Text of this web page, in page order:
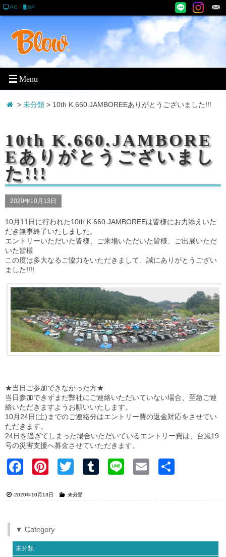
PC SP
> 未分類> 10th K.660.JAMBOREEありがとうございました!!!
10th K.660.JAMBORE
Eありがとうございまし
た!!!
2020年10月13日
10月11日に行われた10th K.660.JAMBOREEは皆様にお力添えいた
だき無事終了いたしました。
エントリーいただいた皆様、ご来場いただいた皆様、ご出展いただ
いた皆様
この度は多大なるご協力をいただきまして、誠にありがとうござい
ました!!!!
★当日ご参加できなかった方★
当日参加できずまだ弊社にご連絡いただいていない場合、至急ご連
絡いただきますようお願いいたします。
10月24日(土)までのご連絡分はエントリー費の返金対応をさせてい
ただきます。
24日を過ぎてしまった場合いただいているエントリー費は、台風19
号の災害支援へ募金させていただきます。
Faceb Pinter Twitter Tumblr Line Email
2020年10月13日 未分類
▼ Category
未分類